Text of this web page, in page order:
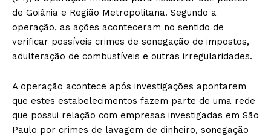
de Goiânia e Região Metropolitana. Segundo a
operação, as ações aconteceram no sentido de
verificar possíveis crimes de sonegação de impostos,
adulteração de combustíveis e outras irregularidades.
A operação acontece após investigações apontarem
que estes estabelecimentos fazem parte de uma rede
que possui relação com empresas investigadas em São
Paulo por crimes de lavagem de dinheiro, sonegação